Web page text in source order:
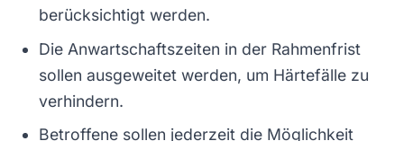
berücksichtigt werden.
Die Anwartschaftszeiten in der Rahmenfrist
sollen ausgeweitet werden, um Härtefälle zu
verhindern.
Betroffene sollen jederzeit die Möglichkeit